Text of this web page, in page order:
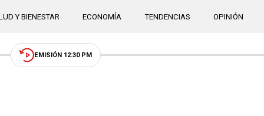
Y BIENESTAR ECONOMÍA TENDENCIAS OPINIÓN
EMISIÓN 12:30 PM